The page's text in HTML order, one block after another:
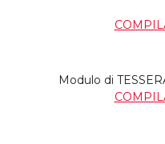
Modulo di